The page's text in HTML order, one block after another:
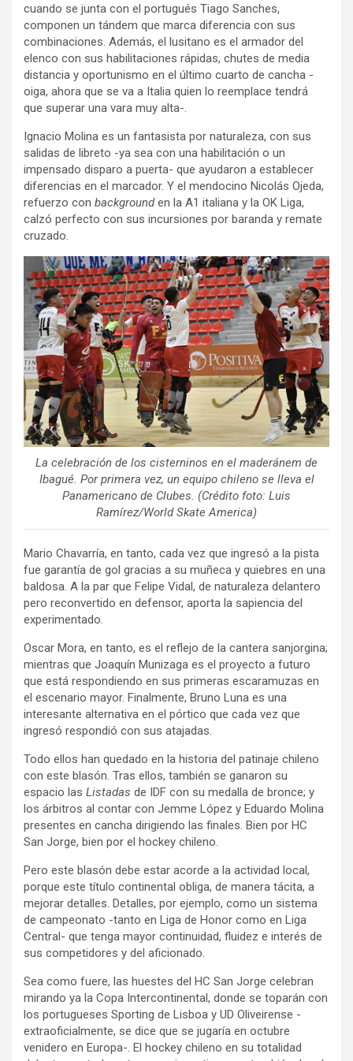
cuando se junta con el portugués Tiago Sanches,
componen un tándem que marca diferencia con sus
combinaciones. Además, el lusitano es el armador del
elenco con sus habilitaciones rápidas, chutes de media
distancia y oportunismo en el último cuarto de cancha -
oiga, ahora que se va a Italia quien lo reemplace tendrá
que superar una vara muy alta-.
Ignacio Molina es un fantasista por naturaleza, con sus
salidas de libreto -ya sea con una habilitación o un
impensado disparo a puerta- que ayudaron a establecer
diferencias en el marcador. Y el mendocino Nicolás Ojeda,
refuerzo con backgrounden la A1 italiana y la OK Liga,
calzó perfecto con sus incursiones por baranda y remate
cruzado.
La celebración de los cisterninos en el maderánem de
Ibagué. Por primera vez, un equipo chileno se lleva el
Panamericano de Clubes. (Crédito foto: Luis
Ramírez/World Skate America)
Mario Chavarría, en tanto, cada vez que ingresó a la pista
fue garantía de gol gracias a su muñeca y quiebres en una
baldosa. A la par que Felipe Vidal, de naturaleza delantero
pero reconvertido en defensor, aporta la sapiencia del
experimentado.
Oscar Mora, en tanto, es el reflejo de la cantera sanjorgina;
mientras que Joaquín Munizaga es el proyecto a futuro
que está respondiendo en sus primeras escaramuzas en
el escenario mayor. Finalmente, Bruno Luna es una
interesante alternativa en el pórtico que cada vez que
ingresó respondió con sus atajadas.
Todo ellos han quedado en la historia del patinaje chileno
con este blasón. Tras ellos, también se ganaron su
espacio las Listadas de IDF con su medalla de bronce; y
los árbitros al contar con Jemme López y Eduardo Molina
presentes en cancha dirigiendo las finales. Bien por HC
San Jorge, bien por el hockey chileno.
Pero este blasón debe estar acorde a la actividad local,
porque este título continental obliga, de manera tácita, a
mejorar detalles. Detalles, por ejemplo, como un sistema
de campeonato -tanto en Liga de Honor como en Liga
Central- que tenga mayor continuidad, fluidez e interés de
sus competidores y del aficionado.
Sea como fuere, las huestes del HC San Jorge celebran
mirando ya la Copa Intercontinental, donde se toparán con
los portugueses Sporting de Lisboa y UD Oliveirense -
extraoficialmente, se dice que se jugaría en octubre
venidero en Europa-. El hockey chileno en su totalidad